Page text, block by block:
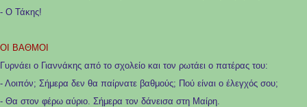
- Ο Τάκης!
ΟΙ ΒΑΘΜΟΙ
Γυρνάει ο Γιαννάκης από το σχολείο και τον ρωτάει ο πατέρας του:
- Λοιπόν; Σήμερα δεν θα παίρνατε βαθμούς; Πού είναι ο έλεγχός σου;
- Θα στον φέρω αύριο. Σήμερα τον δάνεισα στη Μαίρη.